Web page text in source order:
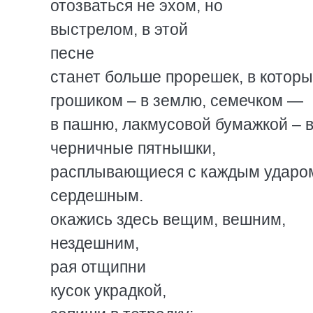
отозваться не эхом, но
выстрелом, в этой
песне
станет больше прорешек, в
грошиком – в землю, семечком —
в пашню, лакмусовой бумажкой – в
черничные пятнышки,
расплывающиеся с каждым
сердешным.
окажись здесь вещим, вешним,
нездешним,
рая отщипни
кусок украдкой,